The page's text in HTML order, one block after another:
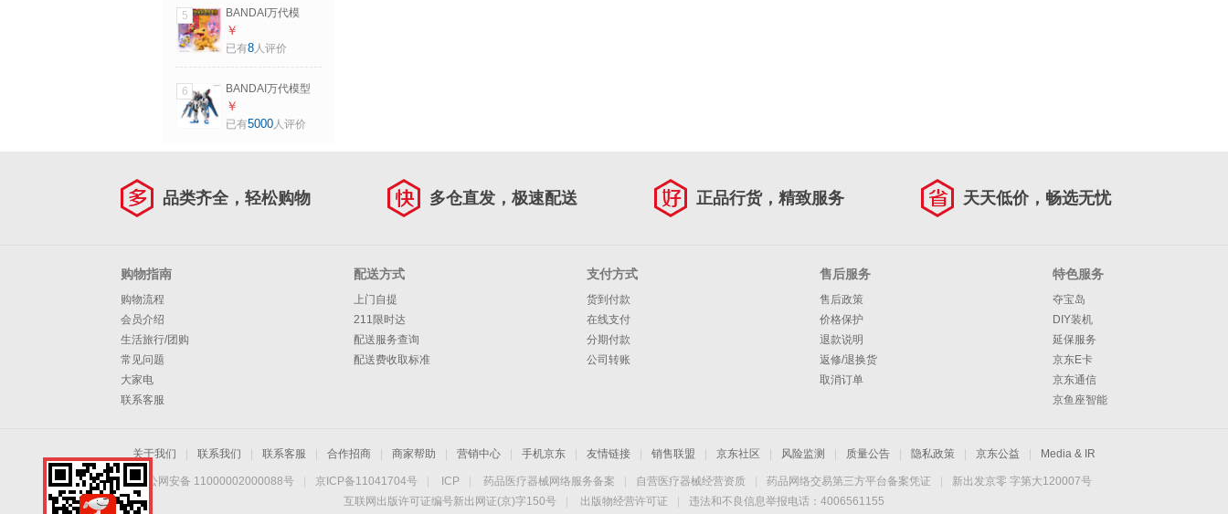
5
BANDAI万代模
型 数码宝贝伙伴集
结Vol.1 盲盒 盲盒随
货） 盲盒随机不指
定（不支持七天无
理由退换货）
￥
已有8人评价
6
BANDAI万代模型
RG 1/144 突击自由
高达 强袭自由高达
￥
已有5000人评价
品类齐全，轻松购物 多仓直发，极速配送 正品行货，精致服务 天天低价，畅选无忧
购物指南
购物流程
会员介绍
生活旅行/团购
常见问题
大家电
联系客服
配送方式
上门自提
211限时达
配送服务查询
配送费收取标准
支付方式
货到付款
在线支付
分期付款
公司转账
售后服务
售后政策
价格保护
退款说明
返修/退换货
取消订单
特色服务
夺宝岛
DIY装机
延保服务
京东E卡
京东通信
京鱼座智能
关于我们 联系我们 联系客服 合作招商 商家帮助 营销中心 手机京东 友情链接 销售联盟 京东社区 风险监测 质量公告 隐私政策 京东公益 Media & IR
京公网安备 11000002000088号 京ICP备11041704号 ICP 药品医疗器械网络服务备案 自营医疗器械经营资质 药品网络交易第三方平台备案凭证
新出发京零 字第大120007号
互联网出版许可证编号新出网证(京)字150号
出版物经营许可证 违法和不良信息举报电话：4006561155